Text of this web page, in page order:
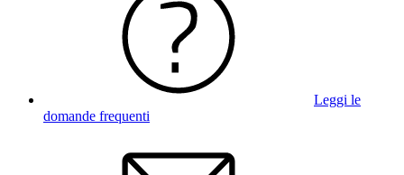
Leggi le
domande frequenti